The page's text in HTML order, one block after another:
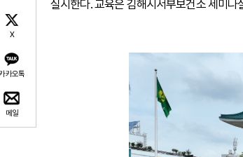
X
카오톡
메일
실시한다. 교육은 김해시서부보건소 세미나